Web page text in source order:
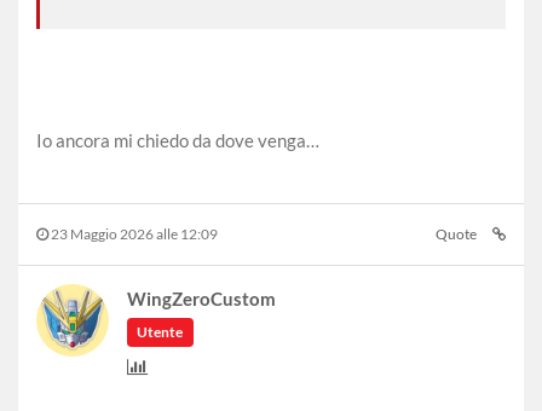
Io ancora mi chiedo da dove venga…
23 Maggio 2026 alle 12:09 Quote
WingZeroCustom
Utente